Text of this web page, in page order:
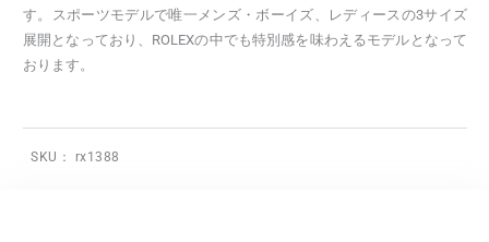
す。スポーツモデルで唯一メンズ・ボーイズ、レディースの3サイズ
展開となっており、ROLEXの中でも特別感を味わえるモデルとなって
おります。
SKU： rx1388